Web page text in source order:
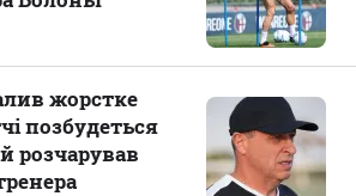
жорстке
позбудеться
розчарував